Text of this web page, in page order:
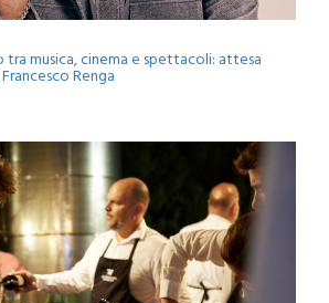
musica, cinema e spettacoli: attesa
Renga